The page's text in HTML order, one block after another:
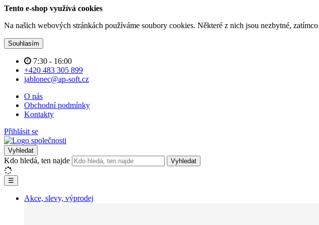
Tento e-shop využívá cookies
Na našich webových stránkách používáme soubory cookies. Některé z nich jsou nezbytné,
Souhlasím
7:30 - 16:00
+420 483 305 899
jablonec@ap-soft.cz
O nás
Obchodní podmínky
Kontakty
Přihlásit se
Vyhledat
Kdo hledá, ten najde Vyhledat
☰
Akce, slevy, výprodej